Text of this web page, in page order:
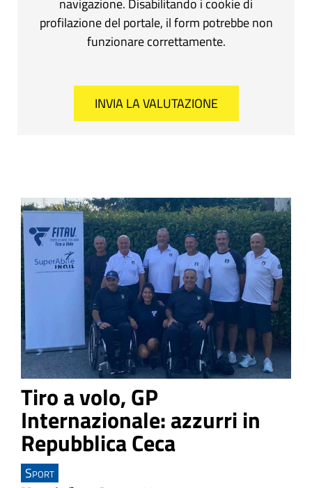
profilazione del portale, il form potrebbe non
funzionare correttamente.
Tiro a volo, GP
Internazionale: azzurri in
Repubblica Ceca
Sport